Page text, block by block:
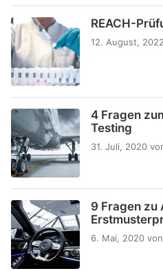
REACH-
12. August, 2022
4 Fragen
Testing
31. Juli, 2020
9 Fragen zu
6. Mai, 2020 von